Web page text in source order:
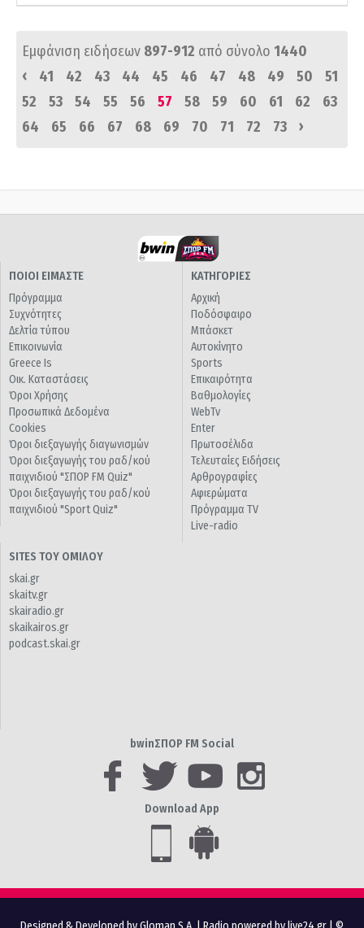
Εμφάνιση ειδήσεων 897-912 από σύνολο 1440
‹
41 42 43 44 45 46 47 48 49 50
51
52
53 54 55 56 57 58 59 60 61 62
63
64
65 66 67 68 69 70 71 72 73 ›
ΠΟΙΟΙ ΕΙΜΑΣΤΕ
Πρόγραμμα
Συχνότητες
Δελτία τύπου
Επικοινωνία
Greece Is
Οικ. Καταστάσεις
Όροι Χρήσης
Προσωπικά Δεδομένα
Cookies
Όροι διεξαγωγής διαγωνισμών
Όροι διεξαγωγής του ραδ/κού
παιχνιδιού "ΣΠΟΡ FM Quiz"
Όροι διεξαγωγής του ραδ/κού
παιχνιδιού "Sport Quiz"
ΚΑΤΗΓΟΡΙΕΣ
Αρχική
Ποδόσφαιρο
Μπάσκετ
Αυτοκίνητο
Sports
Επικαιρότητα
Βαθμολογίες
WebTv
Enter
Πρωτοσέλιδα
Τελευταίες Ειδήσεις
Αρθρογραφίες
Αφιερώματα
Πρόγραμμα TV
Live-radio
SITES ΤΟΥ ΟΜΙΛΟΥ
skai.gr
skaitv.gr
skairadio.gr
skaikairos.gr
podcast.skai.gr
bwinΣΠΟΡ FM Social
Download App